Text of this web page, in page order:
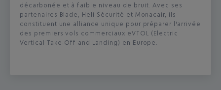
décarbonée et à faible niveau de bruit. Avec ses
partenaires Blade, Heli Sécurité et Monacair, ils
constituent une alliance unique pour préparer l'arrivée
des premiers vols commerciaux eVTOL (Electric
Vertical Take-Off and Landing) en Europe.